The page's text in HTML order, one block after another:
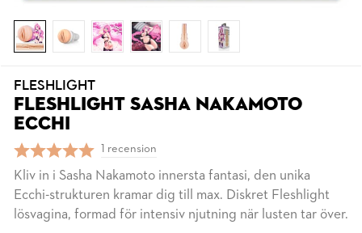
FLESHLIGHT
FLESHLIGHT SASHA NAKAMOTO
ECCHI
1 recension
Kliv in i Sasha Nakamoto innersta fantasi, den unika
Ecchi-strukturen kramar dig till max. Diskret Fleshlight
lösvagina, formad för intensiv njutning när lusten tar över.